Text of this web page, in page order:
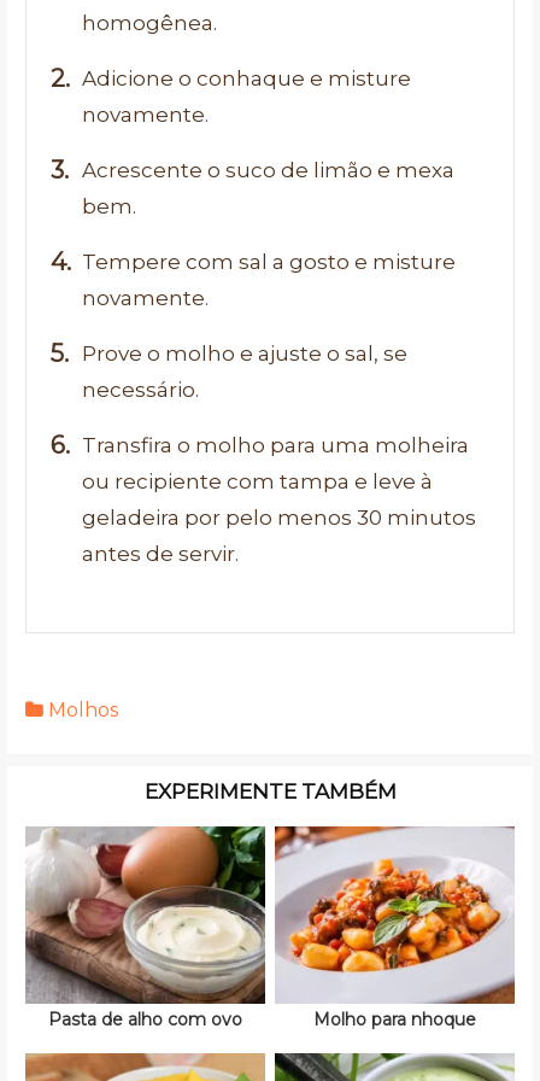
homogênea.
Adicione o conhaque e misture
novamente.
Acrescente o suco de limão e mexa
bem.
Tempere com sal a gosto e misture
novamente.
Prove o molho e ajuste o sal, se
necessário.
Transfira o molho para uma molheira
ou recipiente com tampa e leve à
geladeira por pelo menos 30 minutos
antes de servir.
Molhos
EXPERIMENTE TAMBÉM
Pasta de alho com ovo Molho para nhoque